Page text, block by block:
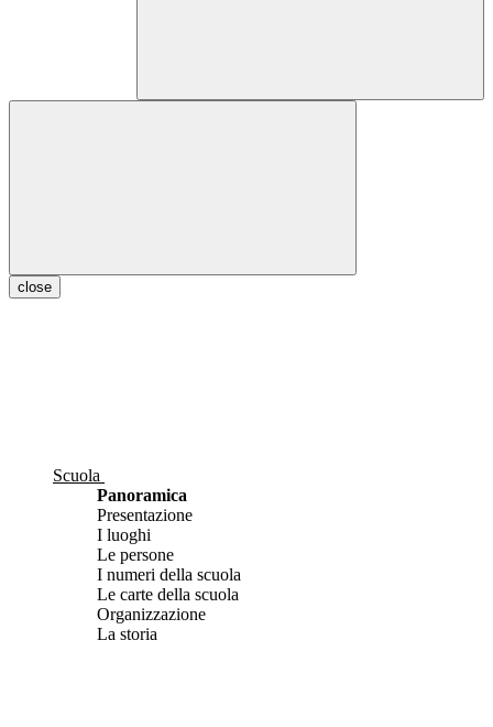
close
Scuola
Panoramica
Presentazione
I luoghi
Le persone
I numeri della scuola
Le carte della scuola
Organizzazione
La storia